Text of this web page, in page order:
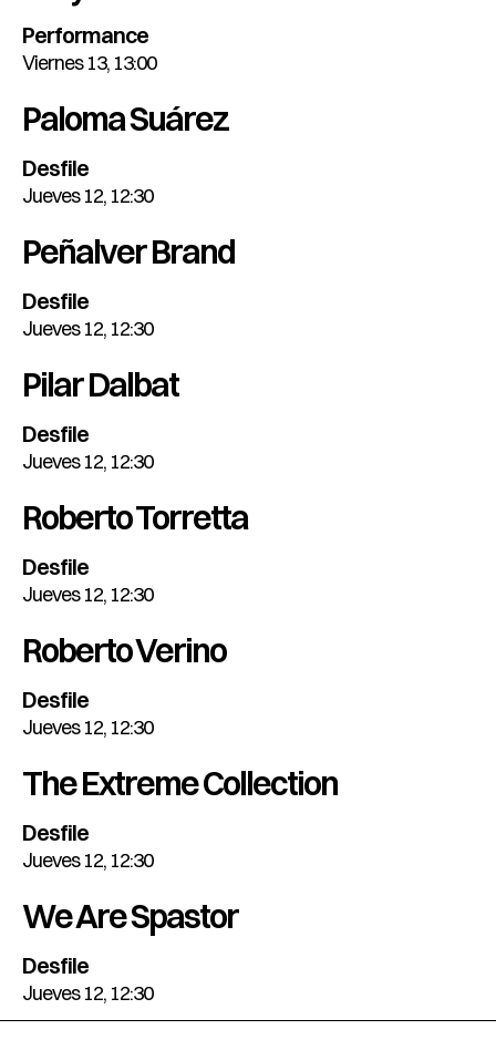
Performance
Viernes 13, 13:00
Paloma Suárez
Desfile
Jueves 12, 12:30
Peñalver Brand
Desfile
Jueves 12, 12:30
Pilar Dalbat
Desfile
Jueves 12, 12:30
Roberto Torretta
Desfile
Jueves 12, 12:30
Roberto Verino
Desfile
Jueves 12, 12:30
The Extreme Collection
Desfile
Jueves 12, 12:30
We Are Spastor
Desfile
Jueves 12, 12:30